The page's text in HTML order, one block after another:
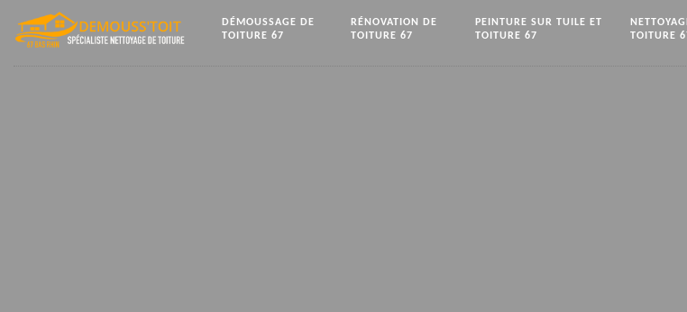
DÉMOUSSAGE DE
TOITURE 67
RÉNOVATION DE
TOITURE 67
PEINTURE SUR TUILE ET
TOITURE 67
TOITURE